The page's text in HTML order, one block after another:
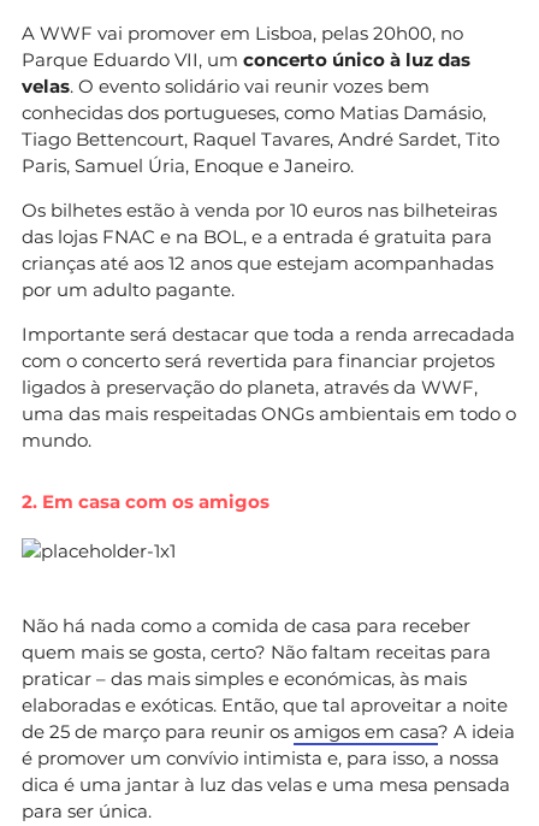
A WWF vai promover em Lisboa, pelas 20h00, no
Parque Eduardo VII, um concerto único à luz das
velas. O evento solidário vai reunir vozes bem
conhecidas dos portugueses, como Matias Damásio,
Tiago Bettencourt, Raquel Tavares, André Sardet, Tito
Paris, Samuel Úria, Enoque e Janeiro.
Os bilhetes estão à venda por 10 euros nas bilheteiras
das lojas FNAC e na BOL, e a entrada é gratuita para
crianças até aos 12 anos que estejam acompanhadas
por um adulto pagante.
Importante será destacar que toda a renda arrecadada
com o concerto será revertida para financiar projetos
ligados à preservação do planeta, através da WWF,
uma das mais respeitadas ONGs ambientais em todo o
mundo.
2. Em casa com os amigos
Não há nada como a comida de casa para receber
quem mais se gosta, certo? Não faltam receitas para
praticar – das mais simples e económicas, às mais
elaboradas e exóticas. Então, que tal aproveitar a noite
de 25 de março para reunir os amigos em casa? A ideia
é promover um convívio intimista e, para isso, a nossa
dica é uma jantar à luz das velas e uma mesa pensada
para ser única.